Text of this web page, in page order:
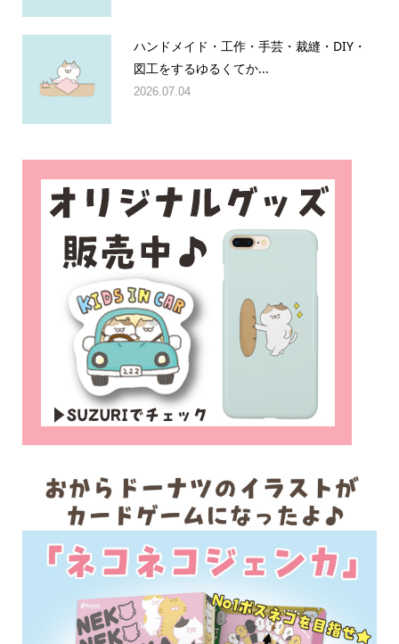
ハンドメイド・工作・手芸・裁縫・DIY・
図工をするゆるくてか...
2026.07.04